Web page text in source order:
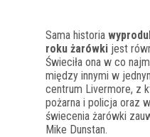
Sama historia
roku żarówki jest
Świeciła ona w co
między innymi w
centrum Livermore, z
pożarna i policja oraz
świecenia żarówki
Mike Dunstan.